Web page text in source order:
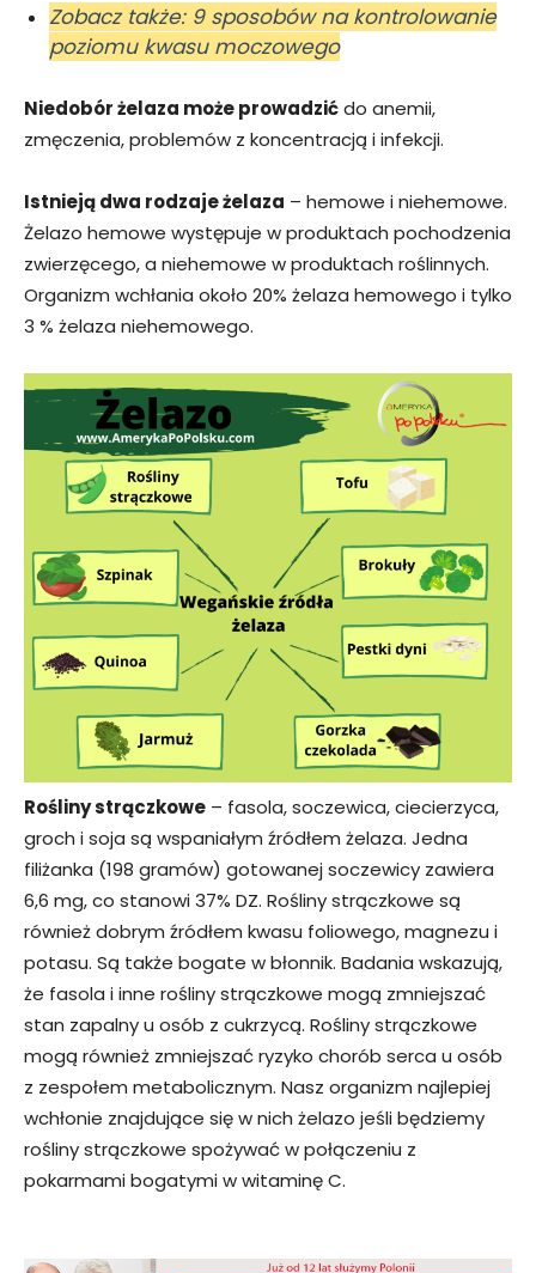
Zobacz także: 9 sposobów na kontrolowanie
poziomu kwasu moczowego
Niedobór żelaza może prowadzićdo anemii,
zmęczenia, problemów z koncentracją i infekcji.
Istnieją dwa rodzaje żelaza – hemowe i niehemowe.
Żelazo hemowe występuje w produktach pochodzenia
zwierzęcego, a niehemowe w produktach roślinnych.
Organizm wchłania około 20% żelaza hemowego i tylko
3 % żelaza niehemowego.
Rośliny strączkowe – fasola, soczewica, ciecierzyca,
groch i soja są wspaniałym źródłem żelaza. Jedna
filiżanka (198 gramów) gotowanej soczewicy zawiera
6,6 mg, co stanowi 37% DZ. Rośliny strączkowe są
również dobrym źródłem kwasu foliowego, magnezu i
potasu. Są także bogate w błonnik. Badania wskazują,
że fasola i inne rośliny strączkowe mogą zmniejszać
stan zapalny u osób z cukrzycą. Rośliny strączkowe
mogą również zmniejszać ryzyko chorób serca u osób
z zespołem metabolicznym. Nasz organizm najlepiej
wchłonie znajdujące się w nich żelazo jeśli będziemy
rośliny strączkowe spożywać w połączeniu z
pokarmami bogatymi w witaminę C.